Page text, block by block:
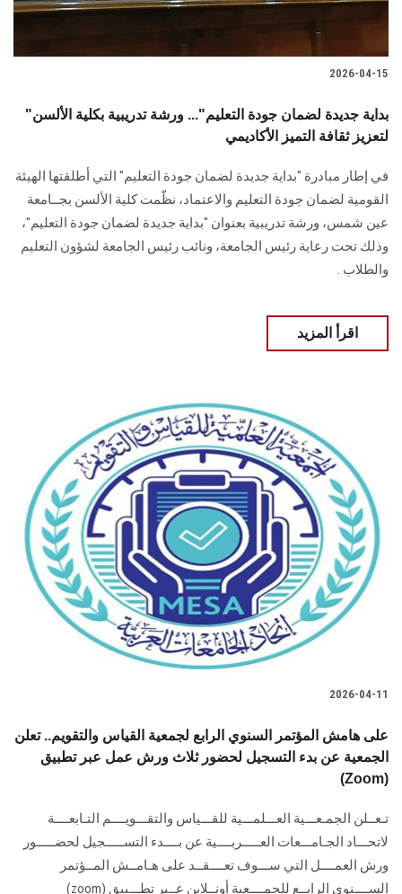
2026-04-15
"بداية جديدة لضمان جودة التعليم"... ورشة تدريبية بكلية الألسن
لتعزيز ثقافة التميز الأكاديمي
في إطار مبادرة "بداية جديدة لضمان جودة التعليم" التي أطلقتها الهيئة
القومية لضمان جودة التعليم والاعتماد، نظّمت كلية الألسن بجــامعة
عين شمس، ورشة تدريبية بعنوان "بداية جديدة لضمان جودة التعليم"،
وذلك تحت رعاية رئيس الجامعة، ونائب رئيس الجامعة لشؤون التعليم
والطلاب .
اقرأ المزيد
2026-04-11
على هامش المؤتمر السنوي الرابع لجمعية القياس والتقويم.. تعلن
الجمعية عن بدء التسجيل لحضور ثلاث ورش عمل عبر تطبيق
(Zoom)
تـعــلن الجمـعـــية العـــلمـــية للقـــياس والتقـــويــــم التـابعــــة
لاتحـــاد الجـامـــعات العـــــربــــية عن بــــدء التســـــجيل لحضـــــور
ورش العمــــل التي ســـوف تعــــقــد على هـامــش المــؤتمر
الســــنوي الرابــع للجمــــعية أونــلاين عــبر تطـــبيق (zoom)